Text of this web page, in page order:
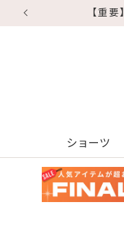
による配送遅延・店舗
ショーツ